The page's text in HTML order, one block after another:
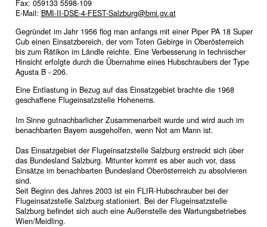
Fax: 059133 5598-109
E-Mail: BMI-II-DSE-4-FEST-Salzburg@bmi.gv.at
Gegründet im Jahr 1956 flog man anfangs mit einer Piper PA 18 Super
Cub einen Einsatzbereich, der vom Toten Gebirge in Oberösterreich
bis zum Rätikon im Ländle reichte. Eine Verbesserung in technischer
Hinsicht erfolgte durch die Übernahme eines Hubschraubers der Type
Agusta B - 206.
Eine Entlastung in Bezug auf das Einsatzgebiet brachte die 1968
geschaffene Flugeinsatzstelle Hohenems.
Im Sinne gutnachbarlicher Zusammenarbeit wurde und wird auch im
benachbarten Bayern ausgeholfen, wenn Not am Mann ist.
Das Einsatzgebiet der Flugeinsatzstelle Salzburg erstreckt sich über
das Bundesland Salzburg. Mitunter kommt es aber auch vor, dass
Einsätze im benachbarten Bundesland Oberösterreich zu absolvieren
sind.
Seit Beginn des Jahres 2003 ist ein FLIR-Hubschrauber bei der
Flugeinsatzstelle Salzburg stationiert. Bei der Flugeinsatzstelle
Salzburg befindet sich auch eine Außenstelle des Wartungsbetriebes
Wien/Meidling.